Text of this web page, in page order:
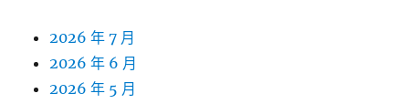
2026 年 7 月
2026 年 6 月
2026 年 5 月